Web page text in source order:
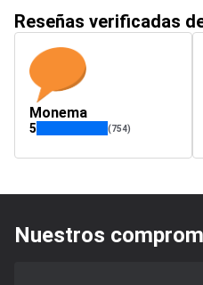
Reseñas verificadas
Monema
5 (754)
Nuestros